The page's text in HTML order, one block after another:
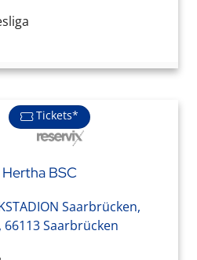
Tickets*
BSC
Saarbrücken,
Saarbrücken